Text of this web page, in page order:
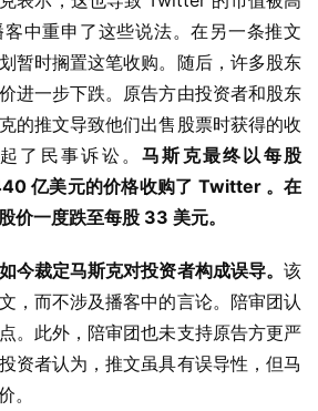
中重申了这些说法。在另一条推文
暂时搁置这笔收购。随后，许多股东
进一步下跌。原告方由投资者和股东
的推文导致他们出售股票时获得的收
了民事诉讼。马斯克最终以每股
亿美元的价格收购了 Twitter 。在
价一度跌至每股 33 美元。
今裁定马斯克对投资者构成误导。 该
，而不涉及播客中的言论。陪审团认
。此外，陪审团也未支持原告方更严
资者认为，推文虽具有误导性，但马
。